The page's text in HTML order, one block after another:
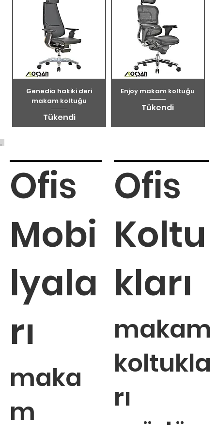
Genedia hakiki deri
makam koltuğu
Tükendi
Enjoy makam koltuğu
Tükendi
Ofis
Mobi
lyala
rı
maka
m
Ofis
Koltu
kları
makam
koltukla
rı